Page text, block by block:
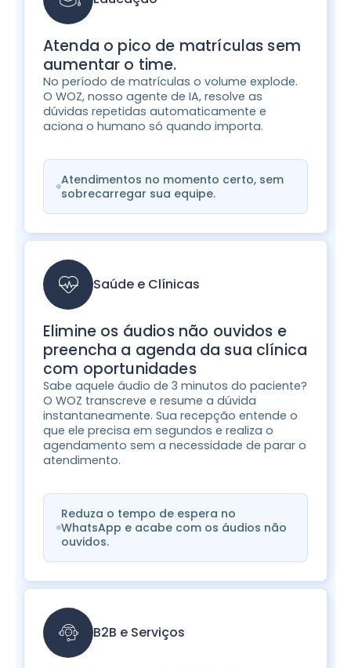
Atenda o pico de matrículas sem
aumentar o time.
No período de matrículas o volume explode.
O WOZ, nosso agente de IA, resolve as
dúvidas repetidas automaticamente e
aciona o humano só quando importa.
Atendimentos no momento certo, sem
sobrecarregar sua equipe.
Saúde e Clínicas
Elimine os áudios não ouvidos e
preencha a agenda da sua clínica
com oportunidades
Sabe aquele áudio de 3 minutos do paciente?
O WOZ transcreve e resume a dúvida
instantaneamente. Sua recepção entende o
que ele precisa em segundos e realiza o
agendamento sem a necessidade de parar o
atendimento.
Reduza o tempo de espera no
WhatsApp e acabe com os áudios não
ouvidos.
B2B e Serviços